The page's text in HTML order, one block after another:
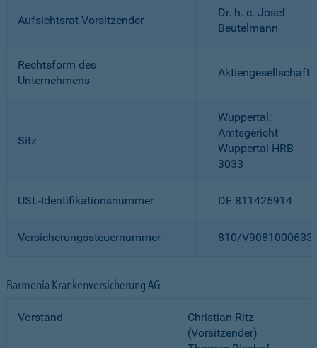
Aufsichtsrat-Vorsitzender
Dr. h. c. Josef
Beutelmann
Rechtsform des
Unternehmens
Aktiengesellschaft
Sitz
Wuppertal;
Amtsgericht
Wuppertal HRB
3033
USt.-Identifikationsnummer DE 811425914
Versicherungssteuernummer 810/
Barmenia Krankenversicherung AG
Vorstand
Christian Ritz
(Vorsitzender)